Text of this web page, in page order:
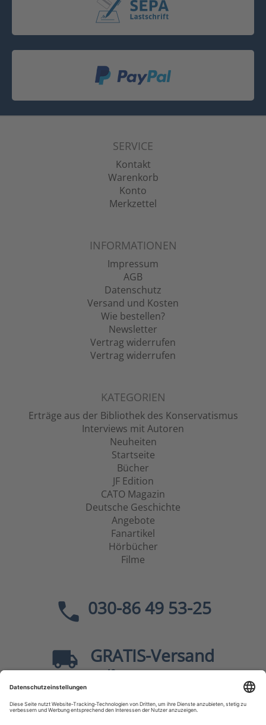
SERVICE
Kontakt
Warenkorb
Konto
Merkzettel
INFORMATIONEN
Impressum
AGB
Datenschutz
Versand und Kosten
Wie bestellen?
Newsletter
Vertrag widerrufen
Vertrag widerrufen
KATEGORIEN
Erträge aus der Bibliothek des Konservatismus
Interviews mit Autoren
Neuheiten
Startseite
Bücher
JF Edition
CATO Magazin
Deutsche Geschichte
Angebote
Fanartikel
Hörbücher
Filme
030-86 49 53-25
GRATIS-Versand
40
Sicher dank SSL